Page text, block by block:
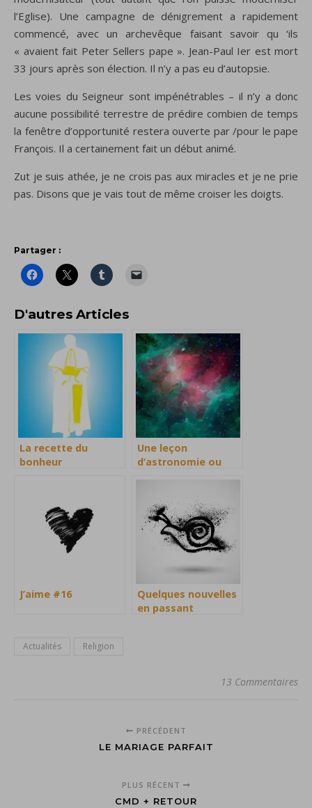
l’Eglise). Une campagne de dénigrement a rapidement
commencé, avec un archevêque faisant savoir qu ‘ils
« avaient fait Peter Sellers pape ». Jean-Paul Ier est mort
33 jours après son élection. Il n’y a pas eu d’autopsie.
Les voies du Seigneur sont impénétrables – il n’y a donc
aucune possibilité terrestre de prédire combien de temps
la fenêtre d’opportunité restera ouverte par /pour le pape
François. Il a certainement fait un début animé.
Zut je suis athée, je ne crois pas aux miracles et je ne prie
pas. Disons que je vais tout de même croiser les doigts.
Partager :
D'autres Articles
La recette du
bonheur
Une leçon
d’astronomie ou
J’aime #16
Quelques nouvelles
en passant
Actualités Religion
13 Commentaires
PRÉCÉDENT
LE MARIAGE PARFAIT
PLUS RÉCENT
CMD + RETOUR